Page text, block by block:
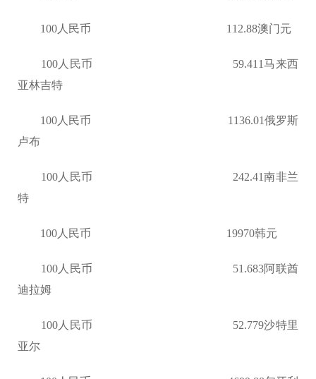
100人民币 112.88澳门元
100人民币 59.411马来西
亚林吉特
100人民币 1136.01俄罗斯
卢布
100人民币 242.41南非兰
特
100人民币 19970韩元
100人民币 51.683阿联酋
迪拉姆
100人民币 52.779沙特里
亚尔